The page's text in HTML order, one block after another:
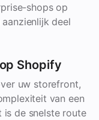
shops op
deel
Shopify
uw storefront,
van een
is de snelste route